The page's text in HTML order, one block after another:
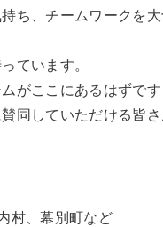
ち、チームワークを
ています。
がここにあるはずです
同していただける皆さ
村、幕別町など